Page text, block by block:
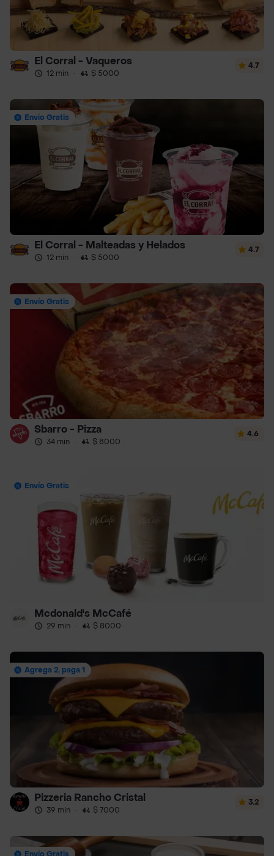
El Corral - Vaqueros
12 min · $ 5000
4.7
Envío Gratis
El Corral - Malteadas y Helados
12 min · $ 5000
4.7
Envío Gratis
Sbarro - Pizza
34 min · $ 8000
4.6
Envío Gratis
Mcdonald's McCafé
29 min · $ 8000
Agrega 2, paga 1
Pizzeria Rancho Cristal
39 min · $ 7000
3.2